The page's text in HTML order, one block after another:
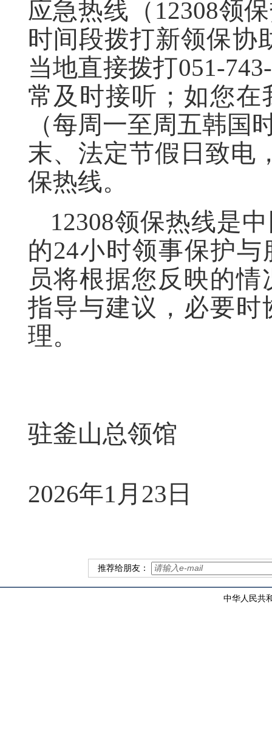
应急热线（12308领
时间段拨打新领保协
当地直接拨打051-
常及时接听；如您
（每周一至周五韩国
末、法定节假日致电
保热线。
12308领保热线是
的24小时领事保护
员将根据您反映的
指导与建议，必要
理。
驻釜山总领馆
2026年1月23日
推荐给朋友：
中华人民共